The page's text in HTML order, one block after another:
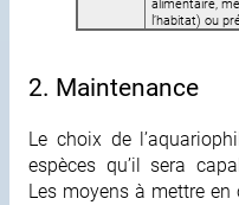
l’habitat) ou
2. Maintenance
Le choix de
espèces qu’il sera
Les moyens à mettre